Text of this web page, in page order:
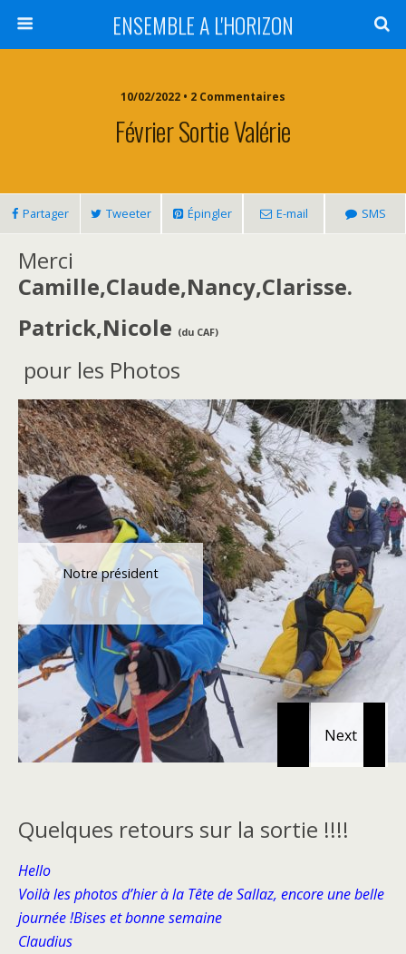
ENSEMBLE A L'HORIZON
10/02/2022 • 2 Commentaires
Février Sortie Valérie
Partager Tweeter Épingler E-mail SMS
Merci
Camille,Claude,Nancy,Clarisse.
Patrick,Nicole (du CAF)
pour les Photos
Notre président
Quelques retours sur la sortie !!!!
Hello
Voilà les photos d’hier à la Tête de Sallaz, encore une belle
journée !Bises et bonne semaine
Claudius